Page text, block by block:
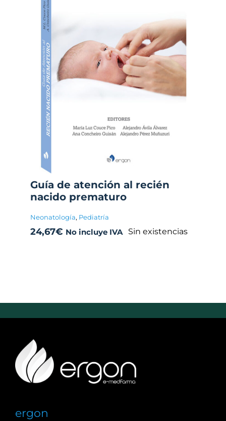
Guía de atención al recién
nacido prematuro
Neonatología, Pediatría
24,67€ No incluye IVA Sin existencias
ergon